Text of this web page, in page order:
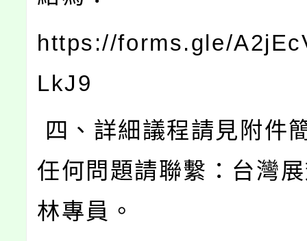
https://forms.gle/
LkJ9
四、詳細議程請見附件
任何問題請聯繫：台灣
林專員。